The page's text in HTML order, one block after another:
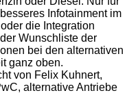
Infotainment im
die Integration
Wunschliste der
bei den alternativen
ganz oben.
von Felix Kuhnert,
alternative Antriebe